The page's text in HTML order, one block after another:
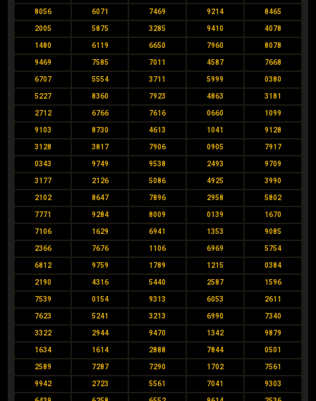
8056 6071 7469 9214 8465
2005 5875 3285 9410 4078
1480 6119 6650 7960 8078
9469 7585 7011 4587 7668
6707 5554 3711 5999 0380
5227 8360 7923 4863 3181
2712 6766 7616 0660 1099
9103 8730 4613 1041 9128
3128 3817 7906 0905 7917
0343 9749 9538 2493 9709
3177 2126 5086 4925 3990
2102 8647 7896 2958 5802
7771 9284 8009 0139 1670
7106 1629 6941 1353 9085
2366 7676 1106 6969 5754
6812 9759 1789 1215 0384
2190 4316 5440 2587 1596
7539 0154 9313 6053 2611
7623 5241 3213 6990 7340
3322 2944 9470 1342 9879
1634 1614 2888 7844 0501
2589 7287 7290 1702 7561
9942 2723 5561 7041 9303